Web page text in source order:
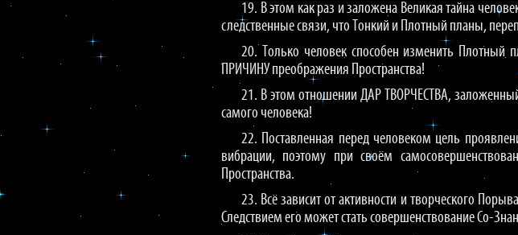
19. В этом как раз и заложена Великая тайна
следственные связи, что Тонкий и Плотный планы,
20. Только человек способен изменить
ПРИЧИНУ преображения Пространства!
21. В этом отношении ДАР ТВОРЧЕСТВА,
самого человека!
22. Поставленная перед человеком цель
вибрации, поэтому при своём
Пространства.
23. Всё зависит от активности и творческого
Следствием его может стать совершенствование Со-